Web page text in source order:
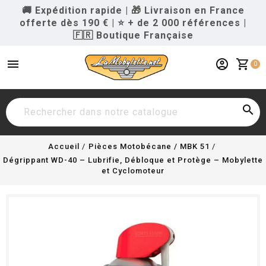
🚚 Expédition rapide | 🎁 Livraison en France
offerte dès 190 € | ⭐ + de 2 000 références |
🇫🇷 Boutique Française
menu shopping_cart 0
account_circle

Accueil
Pièces Motobécane / MBK 51
Dégrippant WD-40 – Lubrifie, Débloque et Protège – Mobylette
et Cyclomoteur